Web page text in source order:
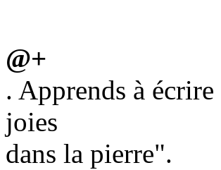
@+
. Apprends à écrire
joies
dans la pierre".